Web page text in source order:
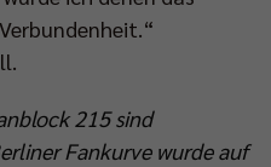
215 sind
Fankurve wurde auf